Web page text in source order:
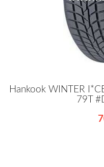
Hankook WINTER
79T